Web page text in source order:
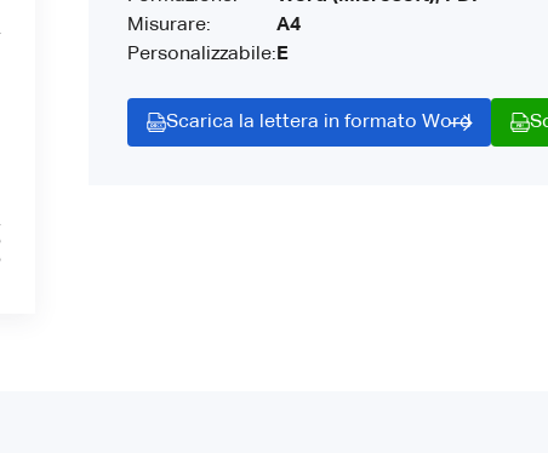
Misurare:
Personalizzabile:
A4
E
Scarica la lettera in formato Word